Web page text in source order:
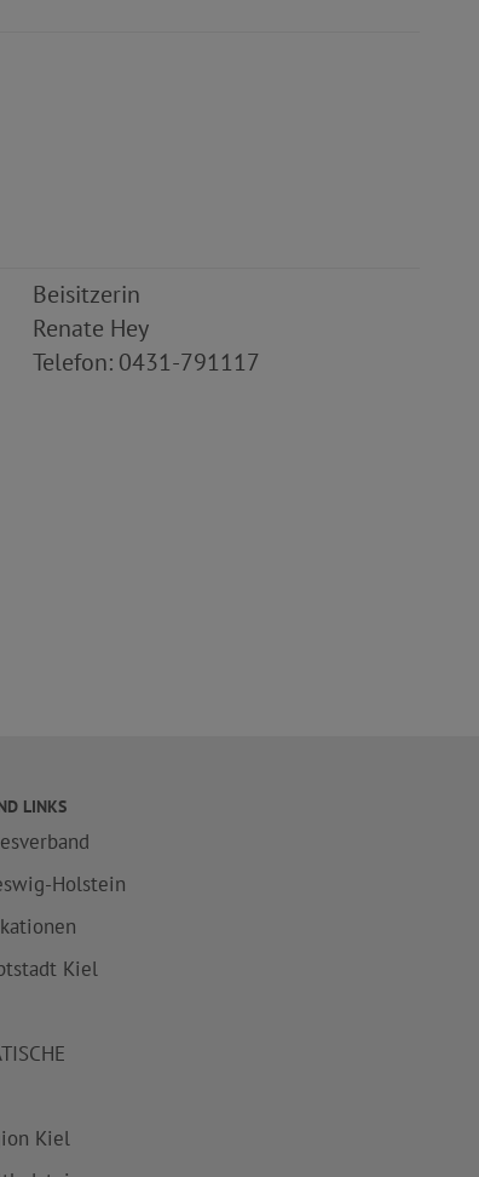
Beisitzerin
Renate Hey
Telefon: 0431-791117
LINKS
Holstein
Kiel
Kiel